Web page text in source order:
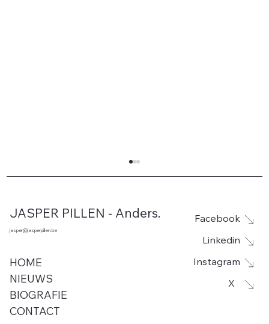
Leegstand voor site De Rhille in
Woumen vanaf 1 september. Jasper
JASPER PILLEN - Anders.
jasper@jasperpillen.be
HOME
NIEUWS
BIOGRAFIE
CONTACT
Facebook
Linkedin
Instagram
X